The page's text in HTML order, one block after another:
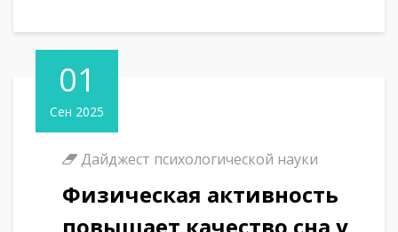
01
Сен 2025
Дайджест психологической науки
Физическая активность
повышает качество сна у